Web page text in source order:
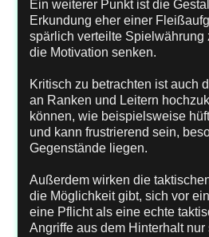
Ein weiterer Punkt ist die
Erkundung eher einer
spärlich verteilte Spielwährung
die Motivation senken.
Kritisch zu betrachten ist auch
an Ranken und Leitern
können, wie beispielsweise
und kann frustrierend sein,
Gegenstände liegen.
Außerdem wirken die
die Möglichkeit gibt, sich vor
eine Pflicht als eine echte
Angriffe aus dem Hinterhalt